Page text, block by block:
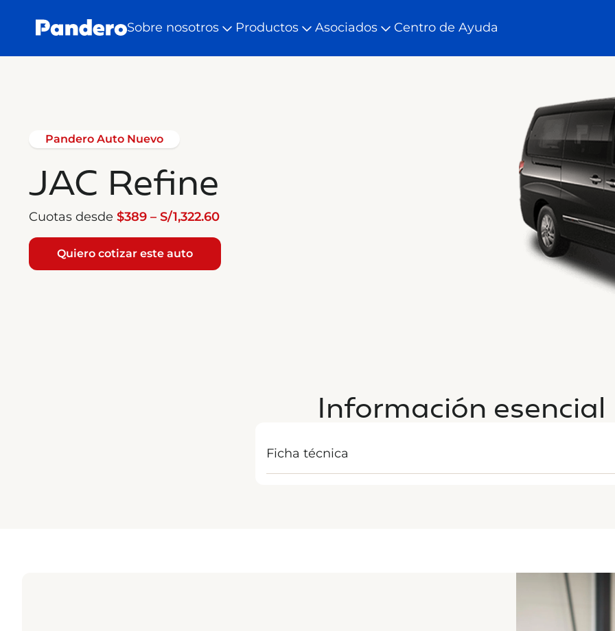
Sobre nosotros Productos Asociados Centro de Ayuda
Pandero Auto Nuevo
JAC Refine
Cuotas desde $389 – S/1,322.60
Quiero cotizar este auto
Información esencial
Ficha técnica